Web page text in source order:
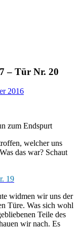
– Tür Nr. 20
2016
zum Endspurt
welcher uns
das war? Schaut
19
widmen wir uns der
Türe. Was sich wohl
Teile des
wir nach. Es